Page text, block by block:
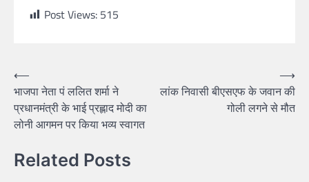
Post Views: 515
⟵
भाजपा नेता पं ललित शर्मा ने
प्रधानमंत्री के भाई प्रह्लाद मोदी का
लोनी आगमन पर किया भव्य स्वागत
लांक निवासी बीएसएफ के जवान की
गोली लगने से मौत
⟶
Related Posts